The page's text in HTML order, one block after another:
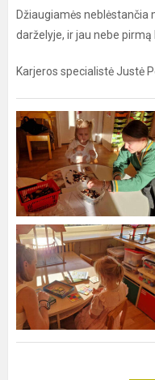
Džiaugiamės
darželyje, ir jau nebe pirmą
Karjeros specialistė Justė